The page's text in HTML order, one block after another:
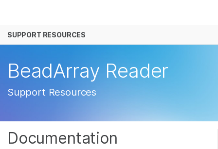
解决方案
推荐内容链接
SUPPORT RESOURCES
BeadArray Reader
Support Resources
Documentation
查看更多相关内容。选择您感兴趣的领域:
微生物学
复杂疾病
生殖健康